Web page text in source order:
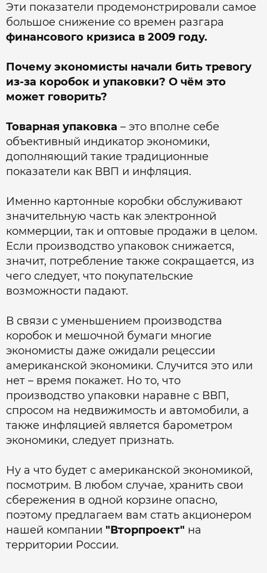
Эти показатели продемонстрировали самое
большое снижение со времен разгара
финансового кризиса в 2009 году.
Почему экономисты начали бить тревогу
из-за коробок и упаковки? О чём это
может говорить?
Товарная упаковка – это вполне себе
объективный индикатор экономики,
дополняющий такие традиционные
показатели как ВВП и инфляция.
Именно картонные коробки обслуживают
значительную часть как электронной
коммерции, так и оптовые продажи в целом.
Если производство упаковок снижается,
значит, потребление также сокращается, из
чего следует, что покупательские
возможности падают.
В связи с уменьшением производства
коробок и мешочной бумаги многие
экономисты даже ожидали рецессии
американской экономики. Случится это или
нет – время покажет. Но то, что
производство упаковки наравне с ВВП,
спросом на недвижимость и автомобили, а
также инфляцией является барометром
экономики, следует признать.
Ну а что будет с американской экономикой,
посмотрим. В любом случае, хранить свои
сбережения в одной корзине опасно,
поэтому предлагаем вам стать акционером
нашей компании "Вторпроект" на
территории России.